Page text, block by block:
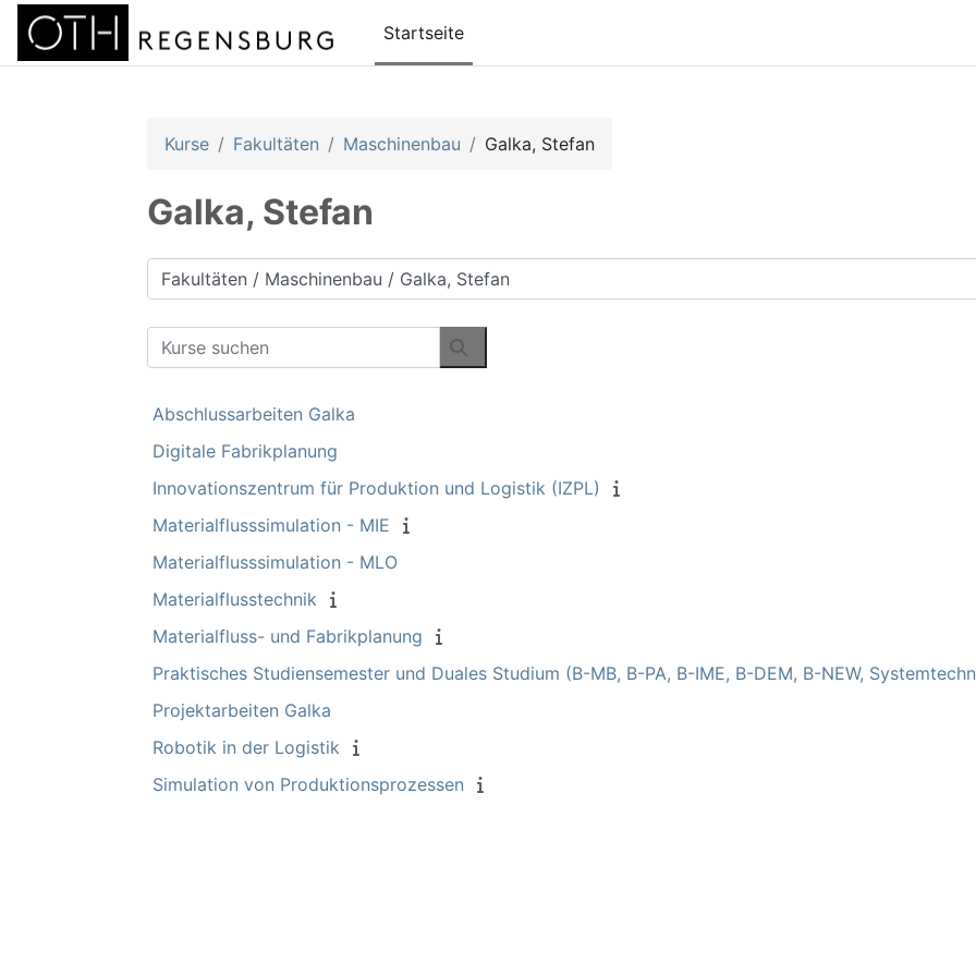
Zum Hauptinhalt
Startseite
Kurse Fakultäten Maschinenbau Galka, Stefan
Galka, Stefan
Kursbereiche
Kurse suchen
Kurse suchen
Abschlussarbeiten Galka
Digitale Fabrikplanung
Innovationszentrum für Produktion und Logistik (IZPL)
Materialflusssimulation - MIE
Materialflusssimulation - MLO
Materialflusstechnik
Materialfluss- und Fabrikplanung
Praktisches Studiensemester und Duales Studium (B-MB, B-PA, B-IME, B-DEM, B-NEW,
Projektarbeiten Galka
Robotik in der Logistik
Simulation von Produktionsprozessen